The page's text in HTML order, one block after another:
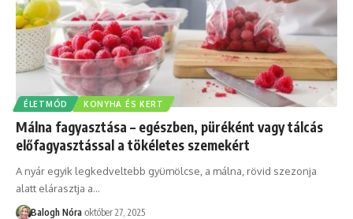
ÉLETMÓD KONYHA ÉS KERT
Málna fagyasztása – egészben, püréként vagy tálcás
előfagyasztással a tökéletes szemekért
A nyár egyik legkedveltebb gyümölcse, a málna, rövid szezonja
alatt elárasztja a…
Balogh Nóra október 27, 2025